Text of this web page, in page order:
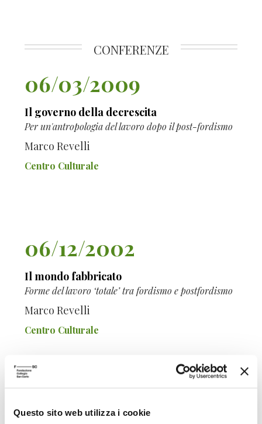
Questo sito web utilizza i cookie
CONFERENZE
06/03/2009
Il governo della decrescita
Per un'antropologia del lavoro dopo il post-fordismo
Marco Revelli
Centro Culturale
06/12/2002
Il mondo fabbricato
Forme del lavoro ‘totale’ tra fordismo e postfordismo
Marco Revelli
Centro Culturale